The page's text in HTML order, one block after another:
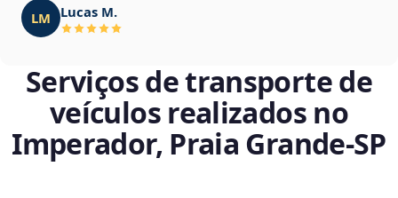
LM Lucas M.
Serviços de transporte de
veículos realizados no
Imperador, Praia Grande‑SP